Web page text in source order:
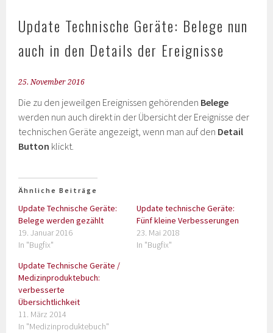
Update Technische Geräte: Belege nun
auch in den Details der Ereignisse
25. November 2016
Die zu den jeweilgen Ereignissen gehörenden Belege
werden nun auch direkt in der Übersicht der Ereignisse der
technischen Geräte angezeigt, wenn man auf den Detail
Button klickt.
Ähnliche Beiträge
Update Technische Geräte:
Belege werden gezählt
19. Januar 2016
In "Bugfix"
Update technische Geräte:
Fünf kleine Verbesserungen
23. Mai 2018
In "Bugfix"
Update Technische Geräte /
Medizinproduktebuch:
verbesserte
Übersichtlichkeit
11. März 2014
In "Medizinproduktebuch"